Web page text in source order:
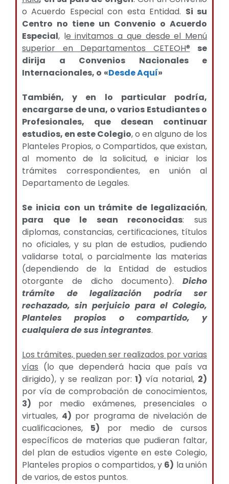
o Acuerdo Especial con esta Entidad. Si su
Centro no tiene un Convenio o Acuerdo
Especial, le invitamos a que desde el Menú
superior en Departamentos CETEOH®
se
dirija a Convenios Nacionales e
Internacionales, o «Desde Aquí»
También, y en lo particular podría,
encargarse de una, o varios Estudiantes o
Profesionales, que desean continuar
estudios, en este Colegio, o en alguno de los
Planteles Propios, o Compartidos, que existan,
al momento de la solicitud, e iniciar los
trámites correspondientes, en unión al
Departamento de Legales.
Se inicia con un trámite de legalización,
para que le sean reconocidas: sus
diplomas, constancias, certificaciones, títulos
no oficiales, y su plan de estudios, pudiendo
validarse total, o parcialmente las materias
(dependiendo de la Entidad de estudios
otorgante de dicho documento). Dicho
trámite de legalización podría ser
rechazado, sin perjuicio para el Colegio,
Planteles propios o compartido, y
cualquiera de sus integrantes.
Los trámites, pueden ser realizados por varias
vías (lo que dependerá hacia que país va
dirigido), y se realizan por:1) vía notarial, 2)
por vía de comprobación de conocimientos,
3) por medio exámenes, presenciales o
virtuales, 4) por programa de nivelación de
cualificaciones, 5) por medio de cursos
específicos de materias que pudieran faltar,
del plan de estudios vigente en este Colegio,
Planteles propios o compartidos, y 6) la unión
de varios, de estos puntos.